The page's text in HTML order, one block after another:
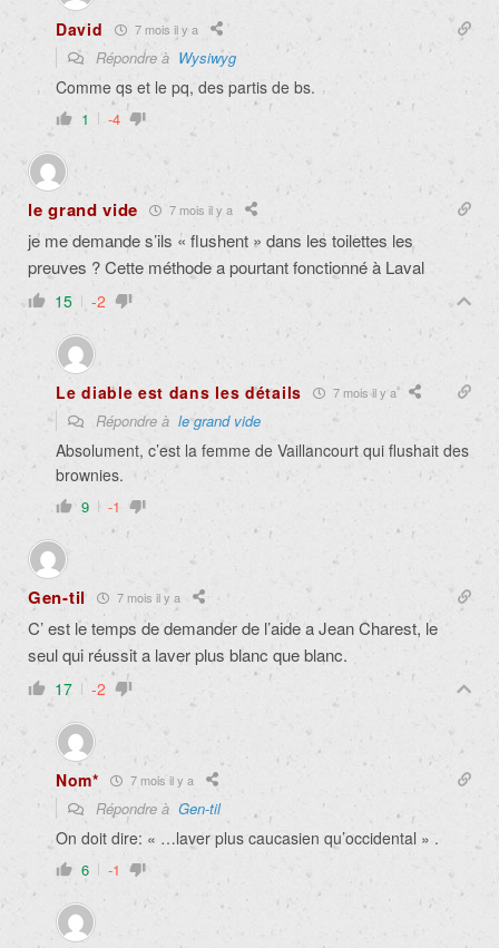
David 7 mois il y a
Répondre à Wysiwyg
Comme qs et le pq, des partis de bs.
1 -4
le grand vide 7 mois il y a
je me demande s’ils « flushent » dans les toilettes les
preuves ? Cette méthode a pourtant fonctionné à Laval
15 -2
Le diable est dans les détails 7 mois il y a
Répondre à le grand vide
Absolument, c’est la femme de Vaillancourt qui flushait des
brownies.
9 -1
Gen-til 7 mois il y a
C’ est le temps de demander de l’aide a Jean Charest, le
seul qui réussit a laver plus blanc que blanc.
17 -2
Nom* 7 mois il y a
Répondre à Gen-til
On doit dire: « …laver plus caucasien qu’occidental » .
6 -1